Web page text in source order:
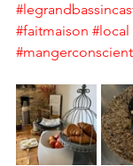
#faitmaison #local
#mangerconscient